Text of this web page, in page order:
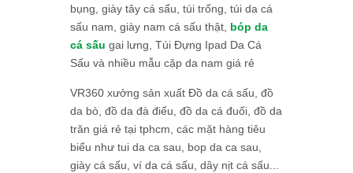
bụng, giày tây cá sấu, túi trống, túi da cá
sấu nam, giày nam cá sấu thật, bóp da
cá sấu gai lưng, Túi Đựng Ipad Da Cá
Sấu và nhiều mẫu cặp da nam giá rẻ
VR360 xưởng sản xuất Đồ da cá sấu, đồ
da bò, đồ da đà điểu, đồ da cá đuối, đồ da
trăn giá rẻ tại tphcm, các mặt hàng tiêu
biểu như tui da ca sau, bop da ca sau,
giày cá sấu, ví da cá sấu, dây nịt cá sấu...